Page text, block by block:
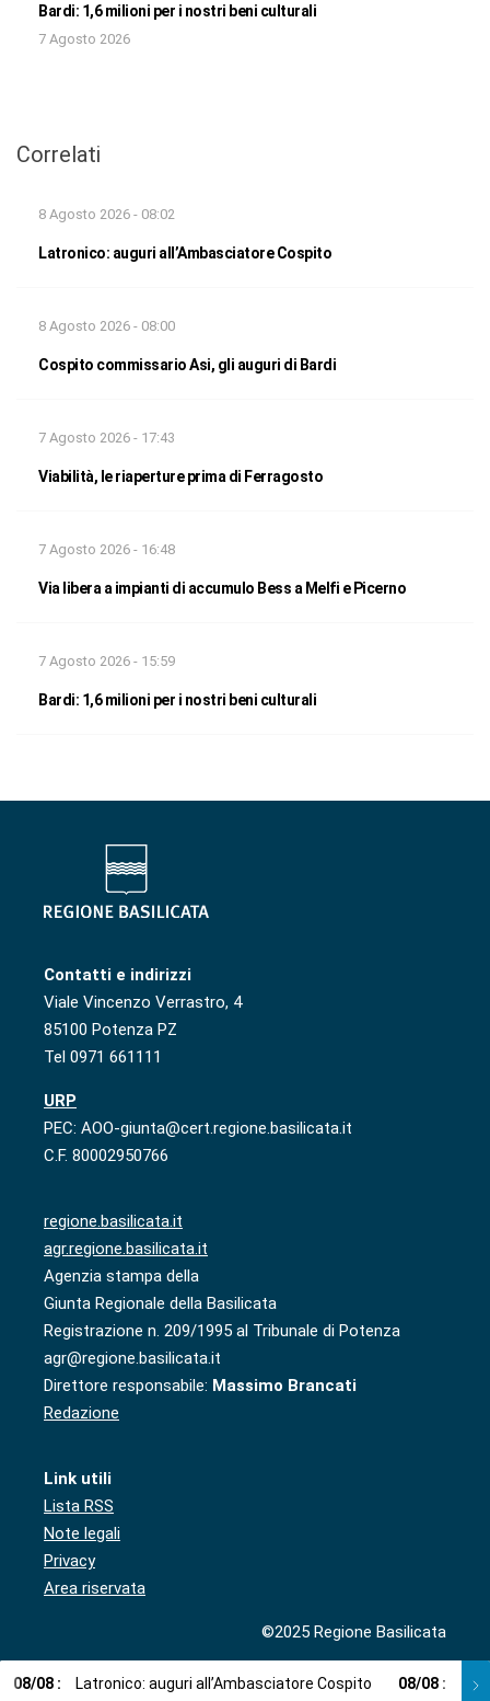
Bardi: 1,6 milioni per i nostri beni culturali
7 Agosto 2026
Correlati
8 Agosto 2026 - 08:02
Latronico: auguri all’Ambasciatore Cospito
8 Agosto 2026 - 08:00
Cospito commissario Asi, gli auguri di Bardi
7 Agosto 2026 - 17:43
Viabilità, le riaperture prima di Ferragosto
7 Agosto 2026 - 16:48
Via libera a impianti di accumulo Bess a Melfi e Picerno
7 Agosto 2026 - 15:59
Bardi: 1,6 milioni per i nostri beni culturali
Contatti e indirizzi
Viale Vincenzo Verrastro, 4
85100 Potenza PZ
Tel 0971 661111
URP
PEC: AOO-giunta@cert.regione.basilicata.it
C.F. 80002950766
regione.basilicata.it
agr.regione.basilicata.it
Agenzia stampa della
Giunta Regionale della Basilicata
Registrazione n. 209/1995 al Tribunale di Potenza
agr@regione.basilicata.it
Direttore responsabile: Massimo Brancati
Redazione
Link utili
Lista RSS
Note legali
Privacy
Area riservata
©2025 Regione Basilicata
08/08 : Latronico: auguri all’Ambasciatore Cospito 08/08 :